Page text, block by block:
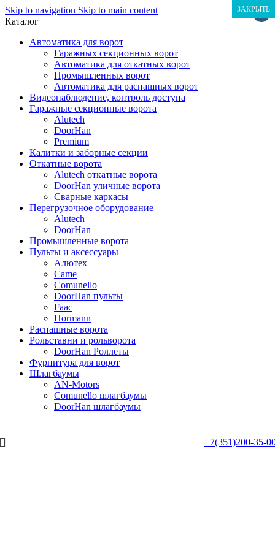
Skip to navigation Skip to main content
Каталог
Автоматика для ворот
Гаражных секционных ворот
Автоматика для откатных ворот
Промышленных ворот
Автоматика для распашных ворот
Видеонаблюдение, контроль доступа
Гаражные секционные ворота
Alutech
DoorHan
Premium
Калитки и заборные секции
Откатные ворота
Alutech откатные ворота
DoorHan уличные ворота
Сварные каркасы
Перегрузочное оборудование
Alutech
DoorHan
Промышленные ворота
Пульты и аксессуары
Алютех
Came
Comunello
DoorHan пульты
Faac
Hormann
Распашные ворота
Рольставни и рольворота
DoorHan Роллеты
Фурнитура для ворот
Шлагбаумы
AN-Motors
Comunello шлагбаумы
DoorHan шлагбаумы
+7(351)200-35-
×
ЗАКРЫТЬ
ЗАКРЫТЬ
ЗАКРЫТЬ